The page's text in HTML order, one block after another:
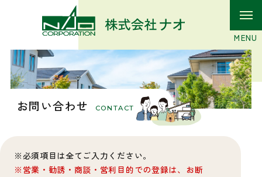
お問い合わせ CONTACT
必須項目は全てご入力ください。
営業・勧誘・商談・営利目的での登録は、お断